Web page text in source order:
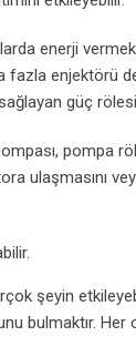
enerji
enjektörü
güç
pompa
ulaşmasını
şeyin
Her